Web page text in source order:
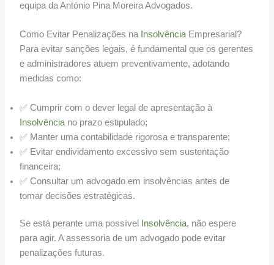
equipa da António Pina Moreira Advogados.
Como Evitar Penalizações na InsolvênciaEmpresarial?
Para evitar sanções legais, é fundamental que os gerentes
e administradores atuem preventivamente, adotando
medidas como:
✅ Cumprir com o dever legal de apresentação à
Insolvênciano prazo estipulado;
✅ Manter uma contabilidade rigorosa e transparente;
✅ Evitar endividamento excessivo sem sustentação
financeira;
✅ Consultar um advogado em insolvências antes de
tomar decisões estratégicas.
Se está perante uma possível Insolvência, não espere
para agir. A assessoria de um advogado pode evitar
penalizações futuras.